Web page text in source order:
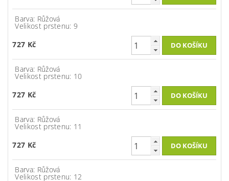
Barva: Růžová
Velikost prstenu: 9
727 Kč
Barva: Růžová
Velikost prstenu: 10
727 Kč
Barva: Růžová
Velikost prstenu: 11
727 Kč
Barva: Růžová
Velikost prstenu: 12